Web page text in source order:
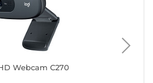
Webcam C270